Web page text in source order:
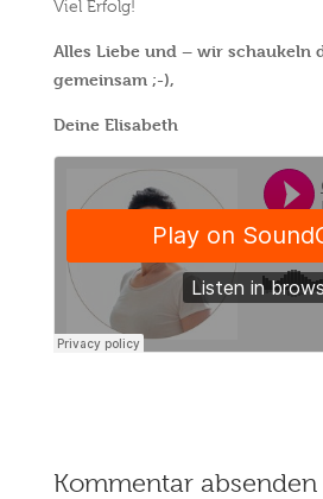
Viel Erfolg!
Alles Liebe und – wir schaukeln
gemeinsam ;-),
Deine Elisabeth
Kommentar absenden